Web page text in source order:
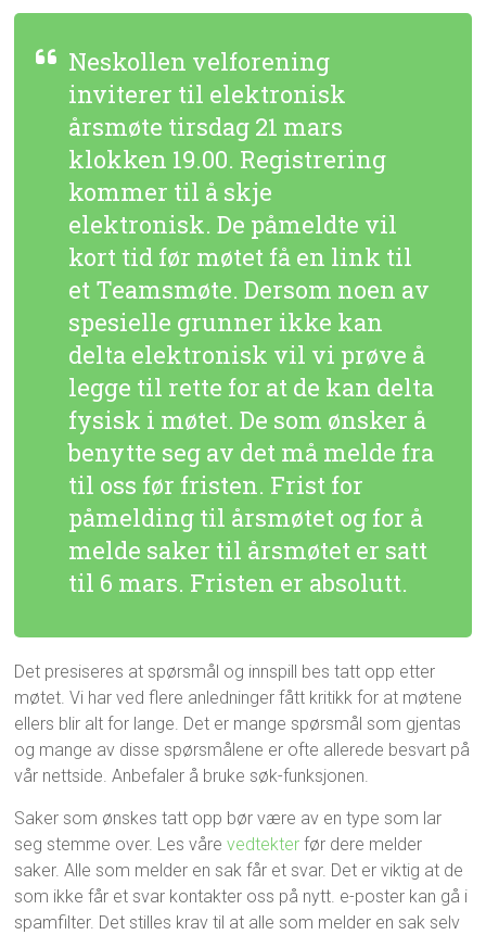
Neskollen velforening
inviterer til elektronisk
årsmøte tirsdag 21 mars
klokken 19.00. Registrering
kommer til å skje
elektronisk. De påmeldte vil
kort tid før møtet få en link til
et Teamsmøte. Dersom noen av
spesielle grunner ikke kan
delta elektronisk vil vi prøve å
legge til rette for at de kan delta
fysisk i møtet. De som ønsker å
benytte seg av det må melde fra
til oss før fristen. Frist for
påmelding til årsmøtet og for å
melde saker til årsmøtet er satt
til 6 mars. Fristen er absolutt.
Det presiseres at spørsmål og innspill bes tatt opp etter
møtet. Vi har ved flere anledninger fått kritikk for at møtene
ellers blir alt for lange. Det er mange spørsmål som gjentas
og mange av disse spørsmålene er ofte allerede besvart på
vår nettside. Anbefaler å bruke søk-funksjonen.
Saker som ønskes tatt opp bør være av en type som lar
seg stemme over. Les vårevedtekter før dere melder
saker. Alle som melder en sak får et svar. Det er viktig at de
som ikke får et svar kontakter oss på nytt. e-poster kan gå i
spamfilter. Det stilles krav til at alle som melder en sak selv